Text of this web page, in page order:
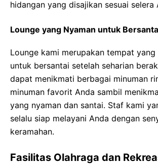
hidangan yang disajikan sesuai selera
Lounge yang Nyaman untuk
Lounge kami merupakan tempat yang
untuk bersantai setelah seharian
dapat menikmati berbagai minuman
minuman favorit Anda sambil
yang nyaman dan santai. Staf kami
selalu siap melayani Anda dengan
keramahan.
Fasilitas Olahraga dan